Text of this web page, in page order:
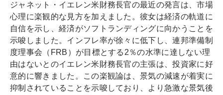
ジャネット・イエレン米財務長官の最近の発言は、市場
心理に楽観的な見方を加えました。彼女は経済の軌道に
自信を示し、経済がソフトランディングに向かうことを
示唆しました。インフレ率が徐々に低下し、連邦準備制
度理事会（FRB）が目標とする2％の水準に達しない理
由はないとのイエレン米財務長官の主張は、投資家に好
意的に響きました。この楽観論は、景気の減速が着実に
抑制されていることを示唆しており、より急激な景気後